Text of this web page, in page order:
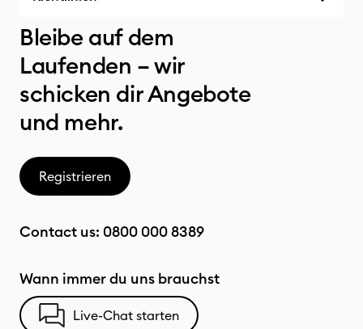
Bleibe auf dem
Laufenden – wir
schicken dir Angebote
und mehr.
Registrieren
Contact us: 0800 000 8389
Wann immer du uns brauchst
Live-Chat starten